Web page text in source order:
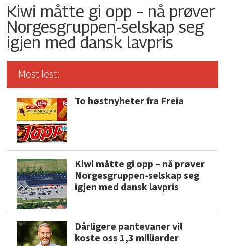
Kiwi måtte gi opp – nå prøver
Norgesgruppen-selskap seg
igjen med dansk lavpris
Mest lest:
To høstnyheter fra Freia
Kiwi måtte gi opp – nå prøver
Norgesgruppen-selskap seg
igjen med dansk lavpris
Dårligere pantevaner vil
koste oss 1,3 milliarder